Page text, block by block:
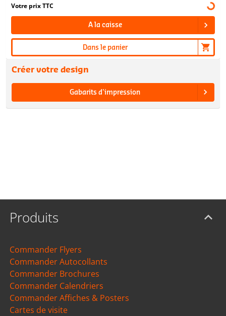
Votre prix TTC
A la caisse
Dans le panier
Créer votre design
Gabarits d'impression
Produits
Commander Flyers
Commander Autocollants
Commander Brochures
Commander Calendriers
Commander Affiches & Posters
Cartes de visite